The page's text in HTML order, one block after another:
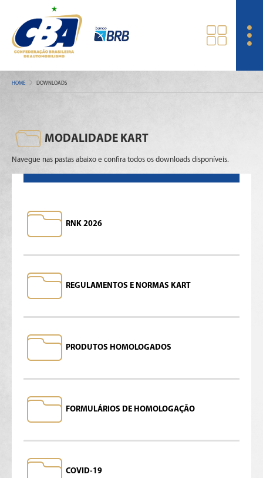
HOME DOWNLOADS
MODALIDADE KART
Navegue nas pastas abaixo e confira todos os downloads disponíveis.
RNK 2026
REGULAMENTOS E NORMAS KART
PRODUTOS HOMOLOGADOS
FORMULÁRIOS DE HOMOLOGAÇÃO
COVID-19